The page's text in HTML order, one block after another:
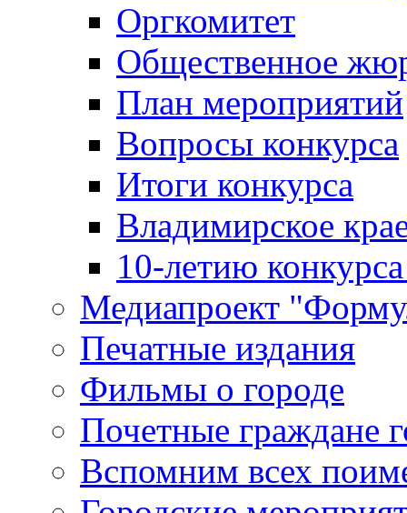
Оргкомитет
Общественное
План мероприятий
Вопросы конкурса
Итоги конкурса
Владимирское
10-летию
Медиапроект
Печатные издания
Фильмы о городе
Почетные граждане
Вспомним всех